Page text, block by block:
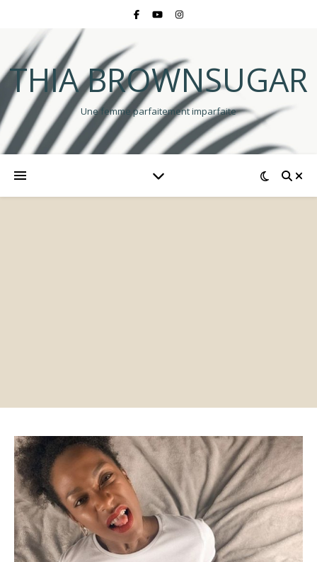
THIA BROWNSUGAR
Une femme parfaitement imparfaite